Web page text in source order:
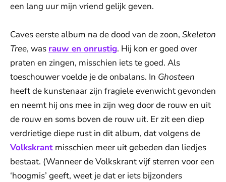
een lang uur mijn vriend gelijk geven.
Caves eerste album na de dood van de zoon, Skeleton
Tree, was rauw en onrustig. Hij kon er goed over
praten en zingen, misschien iets te goed. Als
toeschouwer voelde je de onbalans. In Ghosteen
heeft de kunstenaar zijn fragiele evenwicht gevonden
en neemt hij ons mee in zijn weg door de rouw en uit
de rouw en soms boven de rouw uit. Er zit een diep
verdrietige diepe rust in dit album, dat volgens de
Volkskrant misschien meer uit gebeden dan liedjes
bestaat. (Wanneer de Volkskrant vijf sterren voor een
‘hoogmis’ geeft, weet je dat er iets bijzonders